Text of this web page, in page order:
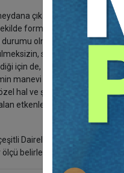
çıkan ihtiyacı
formüle etmiş ve manevi
olmamalıdır. Manevi
sorumlu olana
için de, gerçek manasında
manevi tazminat miktarını
hal ve şartları" takdir
etkenleri, kusurun varlığı
Dairelerinin bozma
belirlemek mümkün değildir.